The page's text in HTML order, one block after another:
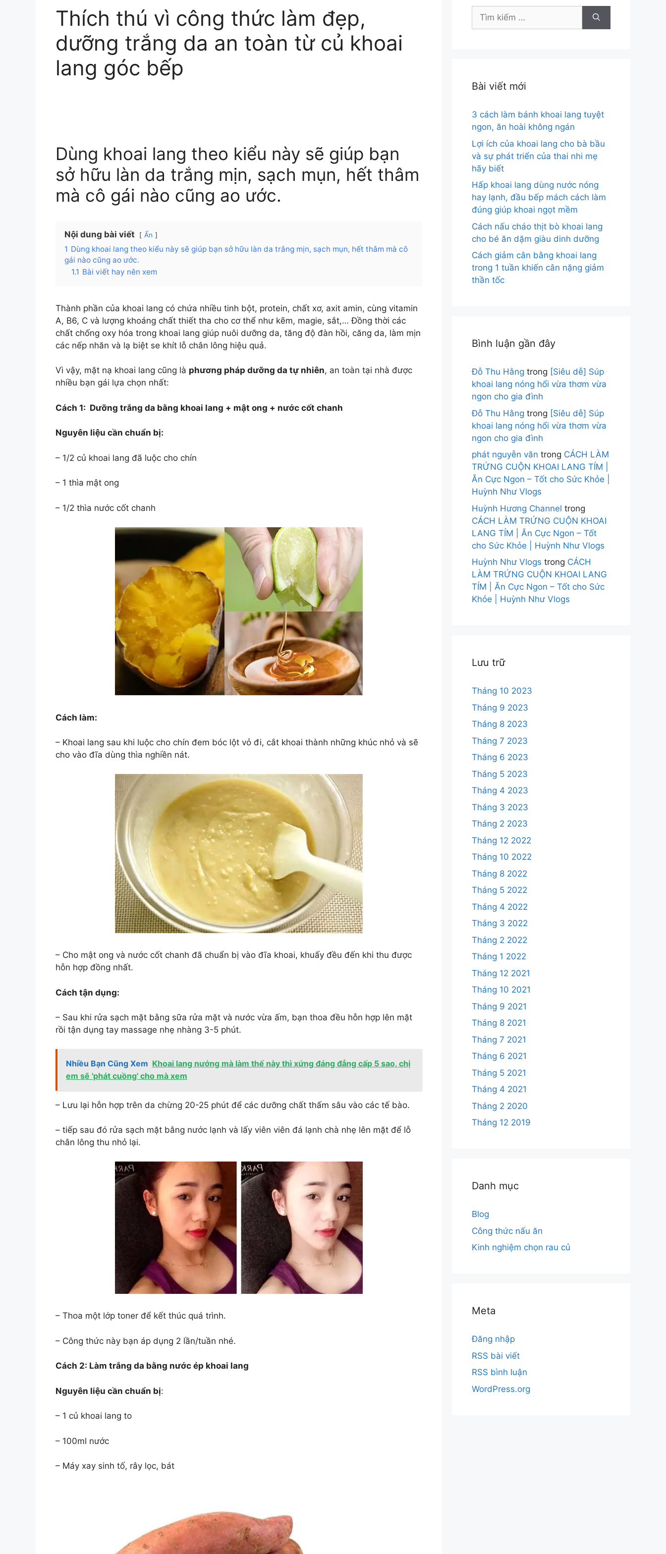
Thích thú vì công thức làm đẹp,
dưỡng trắng da an toàn từ củ khoai
lang góc bếp
Dùng khoai lang theo kiểu này sẽ giúp bạn
sở hữu làn da trắng mịn, sạch mụn, hết thâm
mà cô gái nào cũng ao ước.
Nội dung bài viết Ẩn
1 Dùng khoai lang theo kiểu này sẽ giúp bạn sở hữu làn da trắng mịn, sạch mụn, hết thâm mà cô
gái nào cũng ao ước.
1.1 Bài viết hay nên xem
Thành phần của khoai lang có chứa nhiều tinh bột, protein, chất xơ, axit amin, cùng vitamin
A, B6, C và lượng khoáng chất thiết tha cho cơ thể như kẽm, magie, sắt,… Đồng thời các
chất chống oxy hóa trong khoai lang giúp nuôi dưỡng da, tăng độ đàn hồi, căng da, làm mịn
các nếp nhăn và lạ biệt se khít lỗ chân lông hiệu quả.
Vì vậy, mặt nạ khoai lang cũng là phương pháp dưỡng da tự nhiên, an toàn tại nhà được
nhiều bạn gái lựa chọn nhất:
Cách 1: Dưỡng trắng da bằng khoai lang + mật ong + nước cốt chanh
Nguyên liệu cần chuẩn bị:
– 1/2 củ khoai lang đã luộc cho chín
– 1 thìa mật ong
– 1/2 thìa nước cốt chanh
Cách làm:
– Khoai lang sau khi luộc cho chín đem bóc lột vỏ đi, cắt khoai thành những khúc nhỏ và sẽ
cho vào đĩa dùng thìa nghiền nát.
– Cho mật ong và nước cốt chanh đã chuẩn bị vào đĩa khoai, khuấy đều đến khi thu được
hỗn hợp đồng nhất.
Cách tận dụng:
– Sau khi rửa sạch mặt bằng sữa rửa mặt và nước vừa ấm, bạn thoa đều hỗn hợp lên mặt
rồi tận dụng tay massage nhẹ nhàng 3-5 phút.
Nhiều Bạn Cũng Xem Khoai lang nướng mà làm thế này thì xứng đáng đẳng cấp 5 sao, chị
em sẽ 'phát cuồng' cho mà xem
– Lưu lại hỗn hợp trên da chừng 20-25 phút để các dưỡng chất thấm sâu vào các tế bào.
– tiếp sau đó rửa sạch mặt bằng nước lạnh và lấy viên viên đá lạnh chà nhẹ lên mặt để lỗ
chân lông thu nhỏ lại.
– Thoa một lớp toner để kết thúc quá trình.
– Công thức này bạn áp dụng 2 lần/tuần nhé.
Cách 2: Làm trắng da bằng nước ép khoai lang
Nguyên liệu cần chuẩn bị:
– 1 củ khoai lang to
– 100ml nước
– Máy xay sinh tố, rây lọc, bát
Tìm
Bài viết mới
3 cách làm bánh khoai lang tuyệt
ngon, ăn hoài không ngán
Lợi ích của khoai lang cho bà bầu
và sự phát triển của thai nhi mẹ
hãy biết
Hấp khoai lang dùng nước nóng
hay lạnh, đầu bếp mách cách làm
đúng giúp khoai ngọt mềm
Cách nấu cháo thịt bò khoai lang
cho bé ăn dặm giàu dinh dưỡng
Cách giảm cân bằng khoai lang
trong 1 tuần khiến cân nặng giảm
thần tốc
Bình luận gần đây
Đỗ Thu Hằng trong [Siêu dễ] Súp
khoai lang nóng hổi vừa thơm vừa
ngon cho gia đình
Đỗ Thu Hằng trong [Siêu dễ] Súp
khoai lang nóng hổi vừa thơm vừa
ngon cho gia đình
phát nguyễn văn trong CÁCH LÀM
TRỨNG CUỘN KHOAI LANG TÍM |
Ăn Cực Ngon – Tốt cho Sức Khỏe |
Huỳnh Như Vlogs
Huỳnh Hương Channel trong
CÁCH LÀM TRỨNG CUỘN KHOAI
LANG TÍM | Ăn Cực Ngon – Tốt
cho Sức Khỏe | Huỳnh Như Vlogs
Huỳnh Như Vlogs trong CÁCH
LÀM TRỨNG CUỘN KHOAI LANG
TÍM | Ăn Cực Ngon – Tốt cho Sức
Khỏe | Huỳnh Như Vlogs
Lưu trữ
Tháng 10 2023
Tháng 9 2023
Tháng 8 2023
Tháng 7 2023
Tháng 6 2023
Tháng 5 2023
Tháng 4 2023
Tháng 3 2023
Tháng 2 2023
Tháng 12 2022
Tháng 10 2022
Tháng 8 2022
Tháng 5 2022
Tháng 4 2022
Tháng 3 2022
Tháng 2 2022
Tháng 1 2022
Tháng 12 2021
Tháng 10 2021
Tháng 9 2021
Tháng 8 2021
Tháng 7 2021
Tháng 6 2021
Tháng 5 2021
Tháng 4 2021
Tháng 2 2020
Tháng 12 2019
Danh mục
Blog
Công thức nấu ăn
Kinh nghiệm chọn rau củ
Meta
Đăng nhập
RSS bài viết
RSS bình luận
WordPress.org